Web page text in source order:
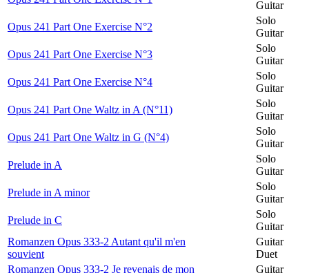
Guitar
Opus 241 Part One Exercise N°2
Solo
Guitar
Opus 241 Part One Exercise N°3
Solo
Guitar
Opus 241 Part One Exercise N°4
Solo
Guitar
Opus 241 Part One Waltz in A (N°11)
Solo
Guitar
Opus 241 Part One Waltz in G (N°4)
Solo
Guitar
Prelude in A
Solo
Guitar
Prelude in A minor
Solo
Guitar
Prelude in C
Solo
Guitar
Romanzen Opus 333-2 Autant qu'il m'en
souvient
Guitar
Duet
Romanzen Opus 333-2 Je revenais de mon
Guitar